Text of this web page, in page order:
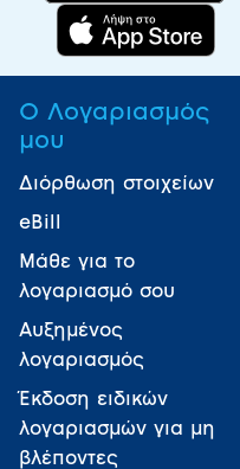
Ο Λογαριασμός
μου
Διόρθωση στοιχείων
eBill
Μάθε για το
λογαριασμό σου
Αυξημένος
λογαριασμός
Έκδοση ειδικών
λογαριασμών για μη
βλέποντες